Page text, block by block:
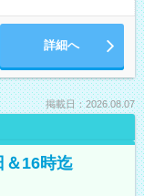
詳細へ
掲載日：2026.08.07
＆16時迄